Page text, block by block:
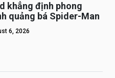
khẳng định phong
quảng bá Spider-Man
6, 2026